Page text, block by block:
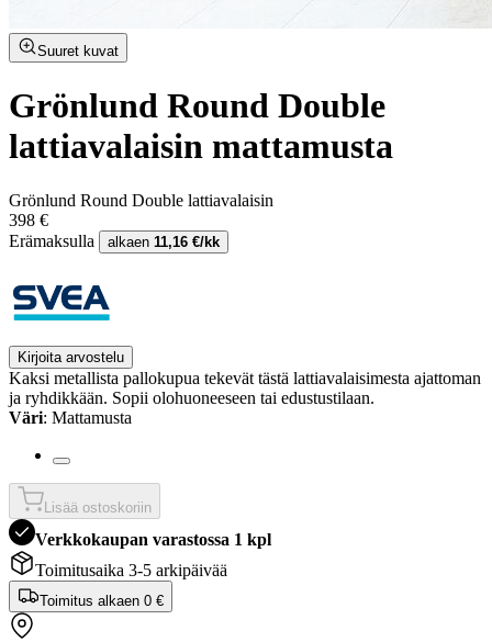
Suuret kuvat
Grönlund Round Double
lattiavalaisin mattamusta
Grönlund Round Double lattiavalaisin
398 €
Erämaksulla
alkaen 11,16 €/kk
Kirjoita arvostelu
Kaksi metallista pallokupua tekevät tästä lattiavalaisimesta ajattoman
ja ryhdikkään. Sopii olohuoneeseen tai edustustilaan.
Väri: Mattamusta
Lisää ostoskoriin
Verkkokaupan varastossa 1 kpl
Toimitusaika 3-5 arkipäivää
Toimitus alkaen 0 €